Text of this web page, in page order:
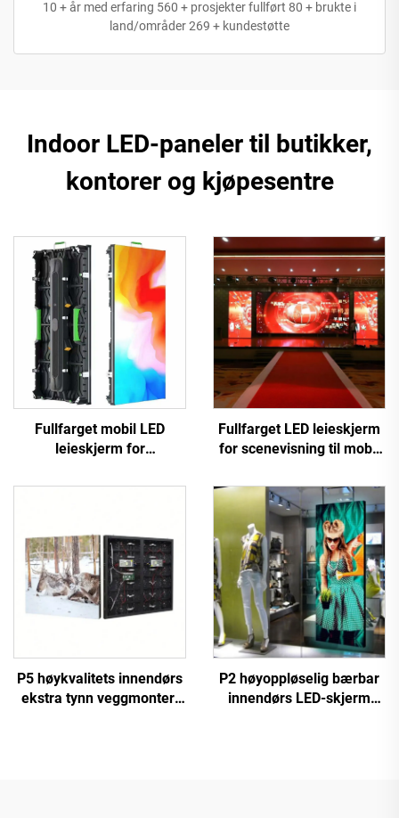
10 + år med erfaring 560 + prosjekter fullført 80 + brukte i
land/områder 269 + kundestøtte
Indoor LED-paneler til butikker,
kontorer og kjøpesentre
Fullfarget mobil LED
leieskjerm for
og visuelle effekter
Fullfarget LED leieskjerm
for scenevisning til mobil
P5 høykvalitets innendørs
ekstra tynn veggmontert
P2 høyoppløselig bærbar
innendørs LED-skjerm